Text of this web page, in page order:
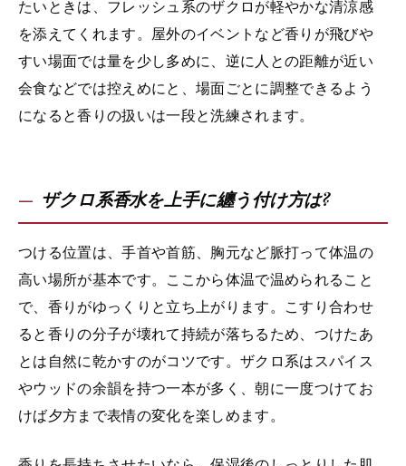
たいときは、フレッシュ系のザクロが軽やかな清涼感
を添えてくれます。屋外のイベントなど香りが飛びや
すい場面では量を少し多めに、逆に人との距離が近い
会食などでは控えめにと、場面ごとに調整できるよう
になると香りの扱いは一段と洗練されます。
ザクロ系香水を上手に纏う付け方は?
つける位置は、手首や首筋、胸元など脈打って体温の
高い場所が基本です。ここから体温で温められること
で、香りがゆっくりと立ち上がります。こすり合わせ
ると香りの分子が壊れて持続が落ちるため、つけたあ
とは自然に乾かすのがコツです。ザクロ系はスパイス
やウッドの余韻を持つ一本が多く、朝に一度つけてお
けば夕方まで表情の変化を楽しめます。